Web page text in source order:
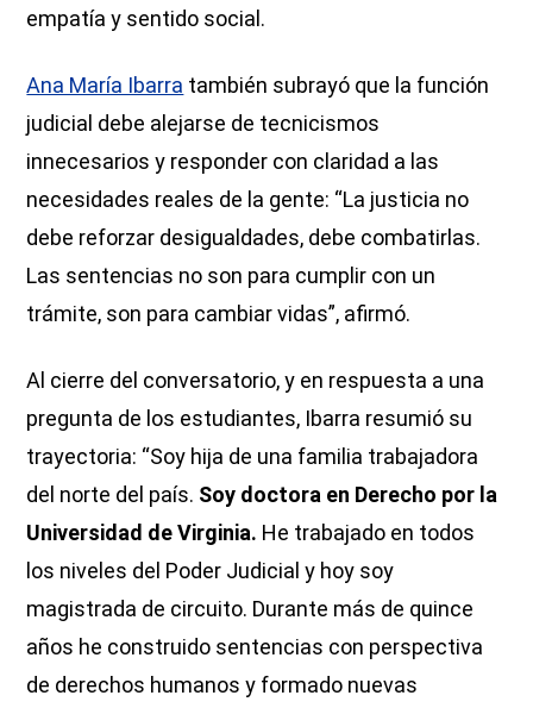
empatía y sentido social.
Ana María Ibarra también subrayó que la función
judicial debe alejarse de tecnicismos
innecesarios y responder con claridad a las
necesidades reales de la gente: “La justicia no
debe reforzar desigualdades, debe combatirlas.
Las sentencias no son para cumplir con un
trámite, son para cambiar vidas”, afirmó.
Al cierre del conversatorio, y en respuesta a una
pregunta de los estudiantes, Ibarra resumió su
trayectoria: “Soy hija de una familia trabajadora
del norte del país. Soy doctora en Derecho por la
Universidad de Virginia. He trabajado en todos
los niveles del Poder Judicial y hoy soy
magistrada de circuito. Durante más de quince
años he construido sentencias con perspectiva
de derechos humanos y formado nuevas